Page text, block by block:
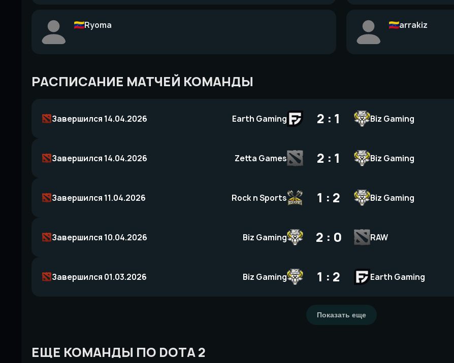
Ryoma arrakiz
РАСПИСАНИЕ МАТЧЕЙ КОМАНДЫ
Завершился 14.04.2026 Earth Gaming 2 : 1 Biz Gaming
Завершился 14.04.2026 Zetta Games 2 : 1 Biz Gaming
Завершился 11.04.2026 Rock n Sports 1 : 2 Biz Gaming
Завершился 10.04.2026 Biz Gaming 2 : 0 RAW
Завершился 01.03.2026 Biz Gaming 1 : 2 Earth Gaming
Показать еще
ЕЩЕ КОМАНДЫ ПО DOTA 2